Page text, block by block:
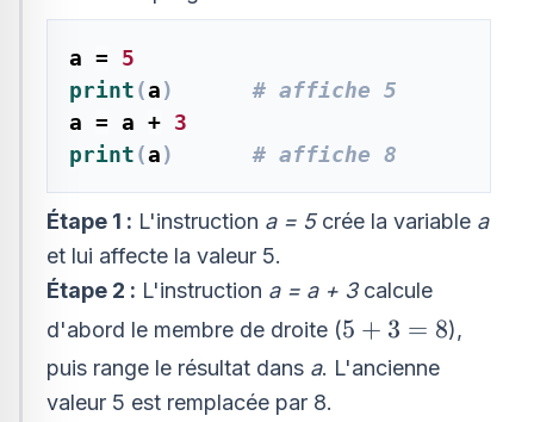
a =
5
print(a)
# affiche 5
a = a + 3
print(a) # affiche 8
Étape 1 : L'instruction a = 5crée la variable a
et lui affecte la valeur 5.
Étape 2 : L'instruction a = a + 3calcule
d'abord le membre de droite (5
+
5 + 3 = 8),
puis range le résultat dans a. L'ancienne
valeur 5 est remplacée par 8.